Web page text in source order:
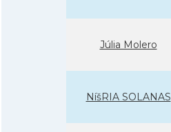
Júlia Molero
NíšRIA SOLANAS